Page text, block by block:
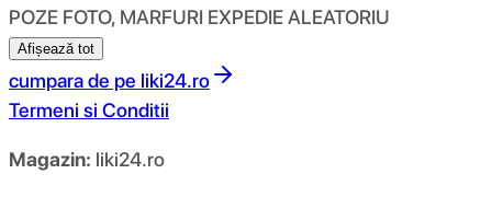
POZE FOTO, MARFURI EXPEDIE ALEATORIU
Afișează tot
cumpara de pe liki24.ro
Termeni si Conditii
Magazin: liki24.ro